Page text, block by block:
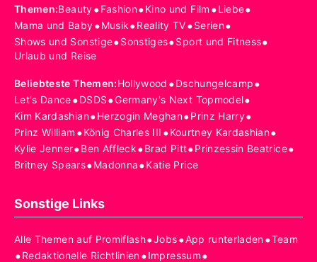
Themen:Beauty•Fashion•Kino und Film •Liebe•
Mama und Baby•Musik•Reality TV•Serien•
Shows und Sonstige•Sonstiges•Sport und Fitness•
Urlaub und Reise
Beliebteste Themen:Hollywood •Dschungelcamp•
Let's Dance•DSDS•Germany's Next Topmodel•
Kim Kardashian•Herzogin Meghan•Prinz Harry•
Prinz William •König Charles III •Kourtney Kardashian•
Kylie Jenner•Ben Affleck•Brad Pitt•Prinzessin Beatrice•
Britney Spears•Madonna•Katie Price
Sonstige Links
Alle Themen auf Promiflash•Jobs•App runterladen•Team
•Redaktionelle Richtlinien•Impressum•